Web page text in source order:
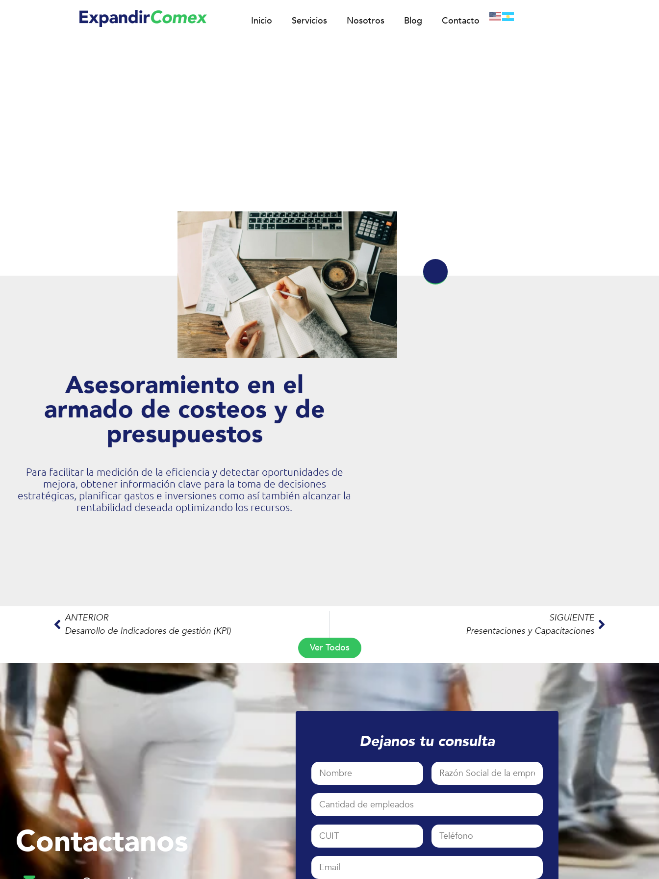
Inicio Servicios Nosotros Blog Contacto
Asesoramiento en el
armado de costeos y de
presupuestos
Para facilitar la medición de la eficiencia y detectar oportunidades de
mejora, obtener información clave para la toma de decisiones
estratégicas, planificar gastos e inversiones como así también alcanzar la
rentabilidad deseada optimizando los recursos.
ANTERIOR
Desarrollo de Indicadores de gestión (KPI)
SIGUIENTE
Presentaciones y Capacitaciones
Ver Todos
Contactanos
Dejanos tu consulta